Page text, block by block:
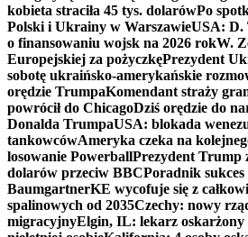
kobieta straciła 45 tys. dolarówPo
Polski i Ukrainy w WarszawieUSA: D.
o finansowaniu wojsk na 2026 rokW.
Europejskiej za pożyczkęPrezydent
sobotę ukraińsko-amerykańskie
orędzie TrumpaKomendant straży
powrócił do ChicagoDziś orędzie do
Donalda TrumpaUSA: blokada
tankowcówAmeryka czeka na
losowanie PowerballPrezydent Trump
dolarów przeciw BBCPoradnik sukces
BaumgartnerKE wycofuje się z
spalinowych od 2035Czechy: nowy
migracyjnyElgin, IL: lekarz oskarżony